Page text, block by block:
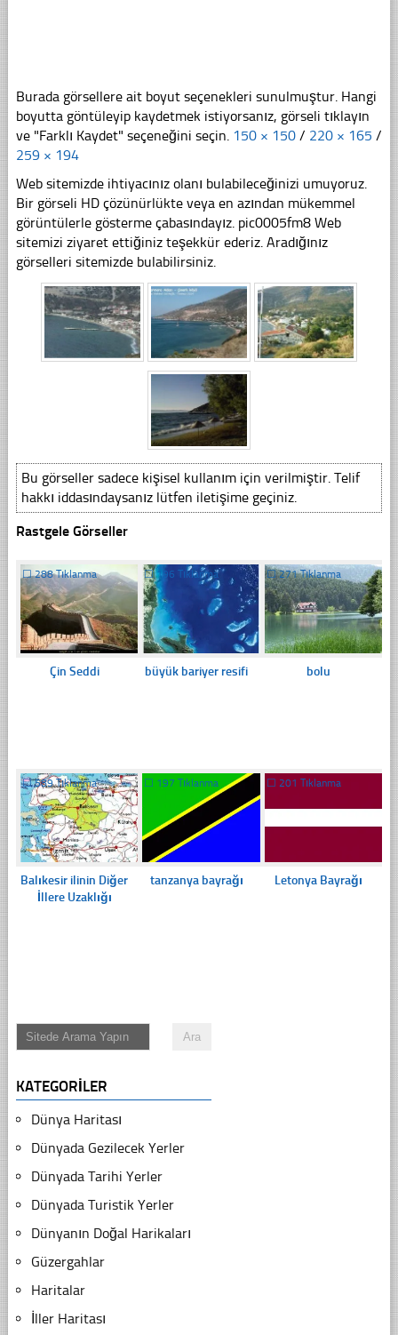
Burada görsellere ait boyut seçenekleri sunulmuştur. Hangi
boyutta göntüleyip kaydetmek istiyorsanız, görseli tıklayın
ve "Farklı Kaydet" seçeneğini seçin. 150 × 150 / 220 × 165 /
259 × 194
Web sitemizde ihtiyacınız olanı bulabileceğinizi umuyoruz.
Bir görseli HD çözünürlükte veya en azından mükemmel
görüntülerle gösterme çabasındayız. pic0005fm8 Web
sitemizi ziyaret ettiğiniz teşekkür ederiz. Aradığınız
görselleri sitemizde bulabilirsiniz.
Bu görseller sadece kişisel kullanım için verilmiştir. Telif
hakkı iddasındaysanız lütfen iletişime geçiniz.
Rastgele Görseller
☐288 Tıklanma
Çin Seddi
☐196 Tıklanma
büyük bariyer resifi
☐271 Tıklanma
bolu
☐589 Tıklanma
Balıkesir ilinin Diğer
İllere Uzaklığı
☐ 197 Tıklanma
tanzanya bayrağı
☐ 201 Tıklanma
Letonya Bayrağı
KATEGORILER
Dünya Haritası
Dünyada Gezilecek Yerler
Dünyada Tarihi Yerler
Dünyada Turistik Yerler
Dünyanın Doğal Harikaları
Güzergahlar
Haritalar
İller Haritası